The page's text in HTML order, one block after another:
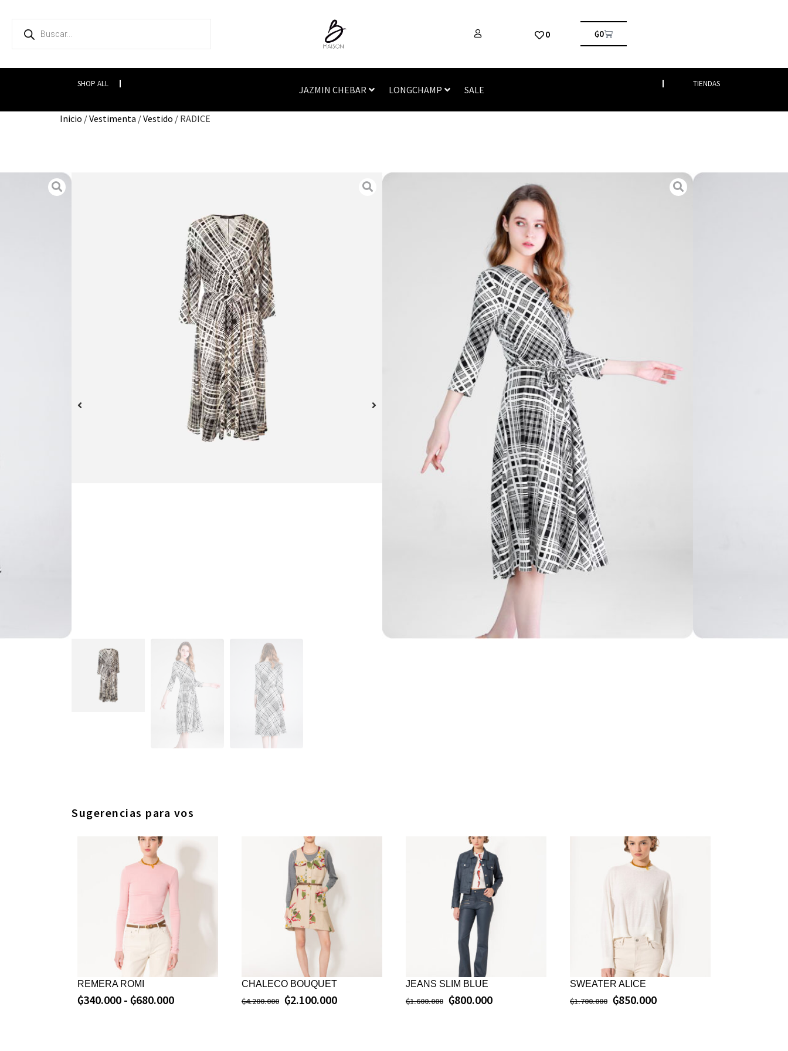
0 ₲0
SHOP ALL
JAZMIN CHEBAR LONGCHAMP SALE
TIENDAS
Inicio /Vestimenta /Vestido / RADICE
Vestido/ RADICE
Vestido,Vestimenta
Vestido MaxMara Weekend estampado en blanco y negro con escote en
pico y top cruzado.
Este producto no está disponible porque no quedan existencias.
Añadir al Wishlist
Sugerencias para vos
REMERA ROMI
₲340.000 - ₲680.000
CHALECO BOUQUET
₲4.200.000 ₲2.100.000
JEANS SLIM BLUE
₲1.600.000 ₲800.000
SWEATER ALICE
₲1.700.000 ₲850.000